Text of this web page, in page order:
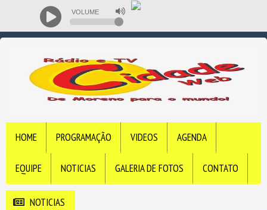
VOLUME
HOME PROGRAMAÇÃO VIDEOS AGENDA
EQUIPE NOTICIAS GALERIA DE FOTOS CONTATO
NOTICIAS